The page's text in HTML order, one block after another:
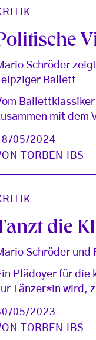
Schröder
Ballett
mit dem
05/2024
TORBEN IBS
die
Schröder und
Plädoyer für die
Tänzer*in wird,
05/2023
TORBEN IBS